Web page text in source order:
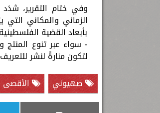
وفي ختام التقرير،
الزماني والمكاني
بأبعاد القضية
- سواء عبر تنوع المنتج
لتكون منارةً لنشر
صهيوني
الأقصى